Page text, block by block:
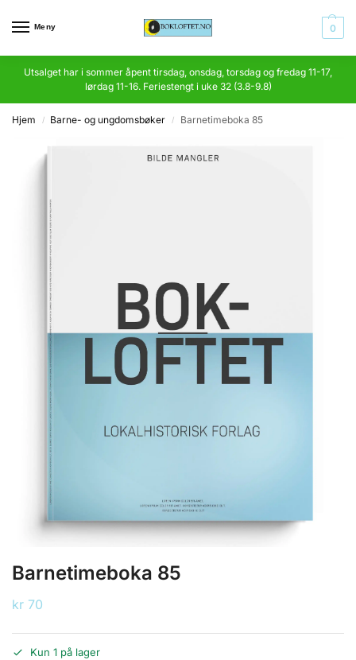
Meny 0
Utsalget har i sommer åpent tirsdag, onsdag, torsdag og fredag 11-17,
lørdag 11-16. Feriestengt i uke 32 (3.8-9.8)
Hjem / Barne- og ungdomsbøker / Barnetimeboka 85
Barnetimeboka 85
kr 70
Kun 1 på lager